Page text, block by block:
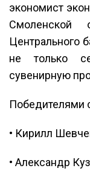
экономист
Смоленской
Центрального
не только
сувенирную
Победителями
• Кирилл
• Александр